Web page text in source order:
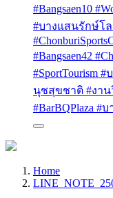
#Bangsaen10
#บางแสนรักษ์โล
#Bangsaen42
#SportTourism
นุชสุขชาติ #งาน
#BarBQPlaza
Home